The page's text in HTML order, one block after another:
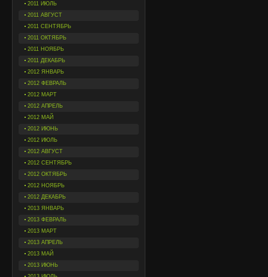
2011 ИЮЛЬ
2011 АВГУСТ
2011 СЕНТЯБРЬ
2011 ОКТЯБРЬ
2011 НОЯБРЬ
2011 ДЕКАБРЬ
2012 ЯНВАРЬ
2012 ФЕВРАЛЬ
2012 МАРТ
2012 АПРЕЛЬ
2012 МАЙ
2012 ИЮНЬ
2012 ИЮЛЬ
2012 АВГУСТ
2012 СЕНТЯБРЬ
2012 ОКТЯБРЬ
2012 НОЯБРЬ
2012 ДЕКАБРЬ
2013 ЯНВАРЬ
2013 ФЕВРАЛЬ
2013 МАРТ
2013 АПРЕЛЬ
2013 МАЙ
2013 ИЮНЬ